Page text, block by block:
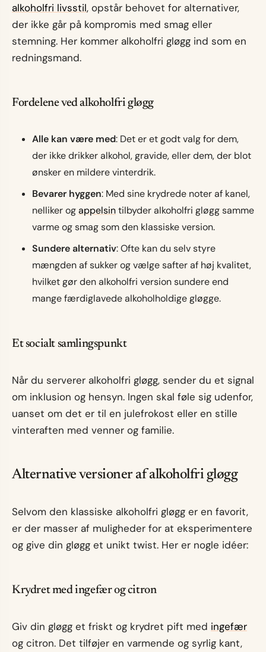
alkoholfri livsstil, opstår behovet for alternativer,
der ikke går på kompromis med smag eller
stemning. Her kommer alkoholfri gløgg ind som en
redningsmand.
Fordelene ved alkoholfri gløgg
Alle kan være med: Det er et godt valg for dem,
der ikke drikker alkohol, gravide, eller dem, der blot
ønsker en mildere vinterdrik.
Bevarer hyggen: Med sine krydrede noter af kanel,
nelliker ogappelsintilbyder alkoholfri gløgg samme
varme og smag som den klassiske version.
Sundere alternativ: Ofte kan du selv styre
mængden af sukker og vælge safter af høj kvalitet,
hvilket gør den alkoholfri version sundere end
mange færdiglavede alkoholholdige gløgge.
Et socialt samlingspunkt
Når du serverer alkoholfri gløgg, sender du et signal
om inklusion og hensyn. Ingen skal føle sig udenfor,
uanset om det er til en julefrokost eller en stille
vinteraften med venner og familie.
Alternative versioner af alkoholfri gløgg
Selvom den klassiske alkoholfri gløgg er en favorit,
er der masser af muligheder for at eksperimentere
og give din gløgg et unikt twist. Her er nogle idéer:
Krydret med ingefær og citron
Giv din gløgg et friskt og krydret pift med ingefær
og citron. Det tilføjer en varmende og syrlig kant,